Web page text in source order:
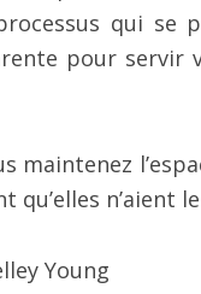
qui se
pour servir
maintenez
qu’elles n’aient
Young